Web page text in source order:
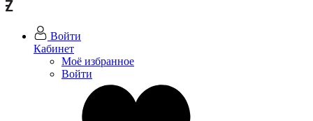
Войти
Кабинет
Моё избранное
Войти